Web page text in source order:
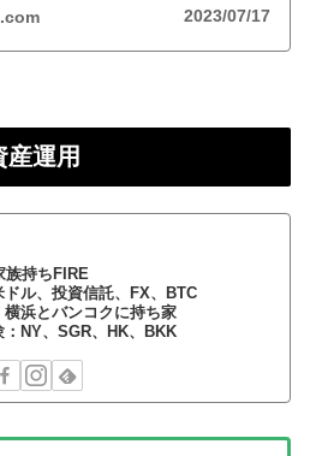
2023/07/17
産運用
持ちFIRE
ル、投資信託、FX、BTC
浜とバンコクに持ち家
NY、SGR、HK、BKK